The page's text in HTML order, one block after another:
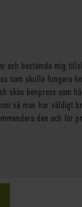
och bestämde mig
som skulle fungera
skön benpress som
så man har väldigt
den och för